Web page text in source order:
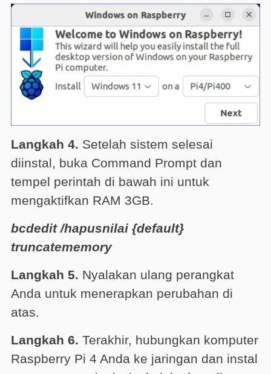
Langkah 4. Setelah sistem selesai
diinstal, buka Command Prompt dan
tempel perintah di bawah ini untuk
mengaktifkan RAM 3GB.
bcdedit /hapusnilai {default}
truncatememory
Langkah 5. Nyalakan ulang perangkat
Anda untuk menerapkan perubahan di
atas.
Langkah 6. Terakhir, hubungkan komputer
Raspberry Pi 4 Anda ke jaringan dan instal